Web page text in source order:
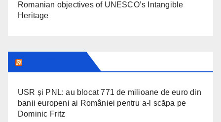
Romanian objectives of UNESCO’s Intangible
Heritage
USR și PNL: au blocat 771 de milioane de euro din
banii europeni ai României pentru a-l scăpa pe
Dominic Fritz